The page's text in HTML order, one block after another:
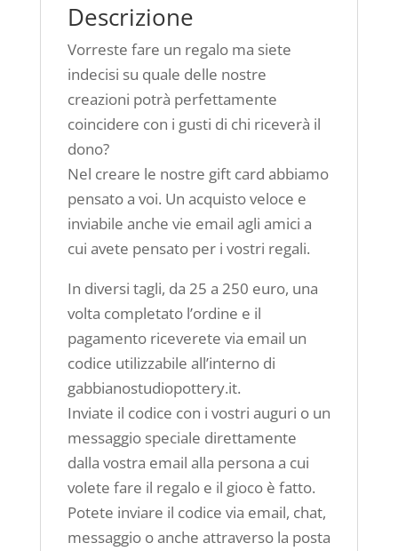
Descrizione
Vorreste fare un regalo ma siete
indecisi su quale delle nostre
creazioni potrà perfettamente
coincidere con i gusti di chi riceverà il
dono?
Nel creare le nostre gift card abbiamo
pensato a voi. Un acquisto veloce e
inviabile anche vie email agli amici a
cui avete pensato per i vostri regali.
In diversi tagli, da 25 a 250 euro, una
volta completato l’ordine e il
pagamento riceverete via email un
codice utilizzabile all’interno di
gabbianostudiopottery.it.
Inviate il codice con i vostri auguri o un
messaggio speciale direttamente
dalla vostra email alla persona a cui
volete fare il regalo e il gioco è fatto.
Potete inviare il codice via email, chat,
messaggio o anche attraverso la posta